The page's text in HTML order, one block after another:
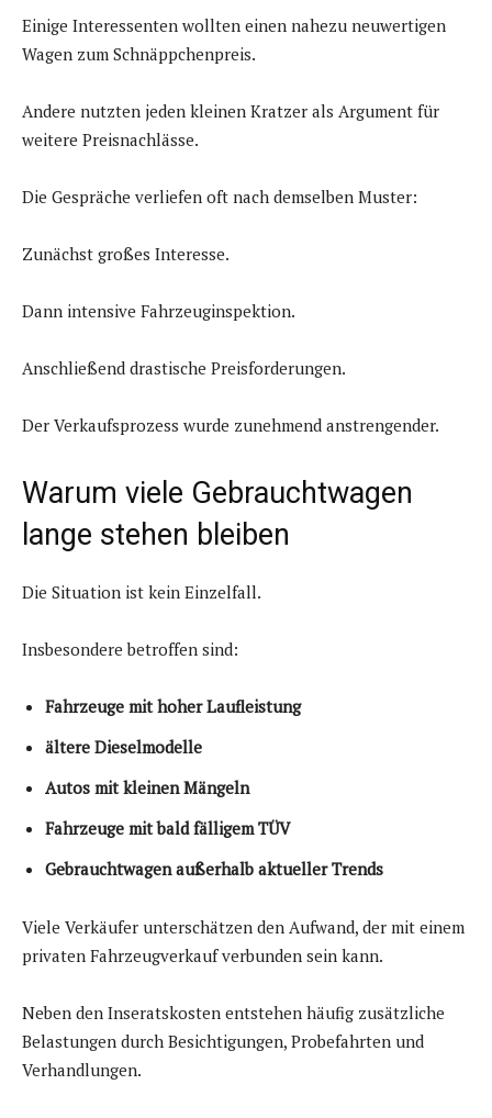
Einige Interessenten wollten einen nahezu neuwertigen
Wagen zum Schnäppchenpreis.
Andere nutzten jeden kleinen Kratzer als Argument für
weitere Preisnachlässe.
Die Gespräche verliefen oft nach demselben Muster:
Zunächst großes Interesse.
Dann intensive Fahrzeuginspektion.
Anschließend drastische Preisforderungen.
Der Verkaufsprozess wurde zunehmend anstrengender.
Warum viele Gebrauchtwagen
lange stehen bleiben
Die Situation ist kein Einzelfall.
Insbesondere betroffen sind:
Fahrzeuge mit hoher Laufleistung
ältere Dieselmodelle
Autos mit kleinen Mängeln
Fahrzeuge mit bald fälligem TÜV
Gebrauchtwagen außerhalb aktueller Trends
Viele Verkäufer unterschätzen den Aufwand, der mit einem
privaten Fahrzeugverkauf verbunden sein kann.
Neben den Inseratskosten entstehen häufig zusätzliche
Belastungen durch Besichtigungen, Probefahrten und
Verhandlungen.